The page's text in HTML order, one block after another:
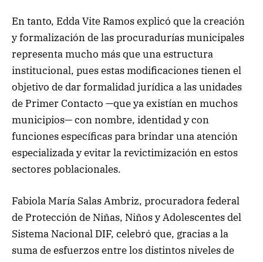
En tanto, Edda Vite Ramos explicó que la creación
y formalización de las procuradurías municipales
representa mucho más que una estructura
institucional, pues estas modificaciones tienen el
objetivo de dar formalidad jurídica a las unidades
de Primer Contacto —que ya existían en muchos
municipios— con nombre, identidad y con
funciones específicas para brindar una atención
especializada y evitar la revictimización en estos
sectores poblacionales.
Fabiola María Salas Ambriz, procuradora federal
de Protección de Niñas, Niños y Adolescentes del
Sistema Nacional DIF, celebró que, gracias a la
suma de esfuerzos entre los distintos niveles de